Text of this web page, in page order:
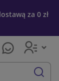
za 0 zł
szukaj